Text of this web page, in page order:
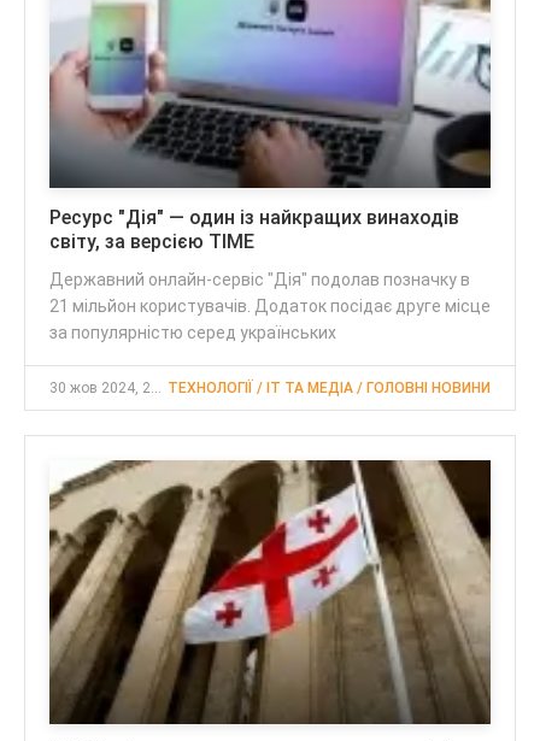
Ресурс "Дія" — один із найкращих винаходів
світу, за версією TIME
Державний онлайн-сервіс "Дія" подолав позначку в
21 мільйон користувачів. Додаток посідає друге місце
за популярністю серед українських
ТЕХНОЛОГІЇ / IT ТА МЕДІА / ГОЛОВНІ НОВИНИ